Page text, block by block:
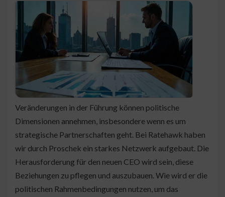
Veränderungen in der Führung können politische
Dimensionen annehmen, insbesondere wenn es um
strategische Partnerschaften geht. Bei Ratehawk haben
wir durch Proschek ein starkes Netzwerk aufgebaut. Die
Herausforderung für den neuen CEO wird sein, diese
Beziehungen zu pflegen und auszubauen. Wie wird er die
politischen Rahmenbedingungen nutzen, um das